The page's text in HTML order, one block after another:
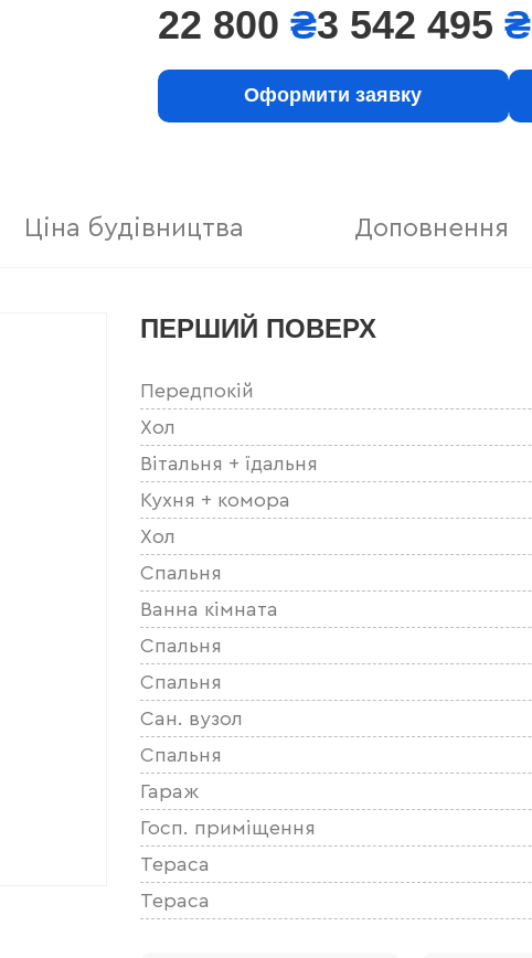
22 800 ₴3 542 495 ₴
Оформити заявку
Ціна будівництва Доповнення
ПЕРШИЙ ПОВЕРХ
Передпокій
Хол
Вітальня + їдальня
Кухня + комора
Хол
Спальня
Ванна кімната
Спальня
Спальня
Сан. вузол
Спальня
Гараж
Госп. приміщення
Тераса
Тераса